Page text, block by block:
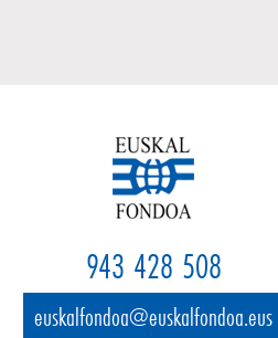
943 428 508
euskalfondoa@euskalfondoa.eus